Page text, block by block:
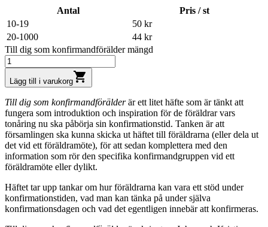
Antal
Pris / st
10-19
50 kr
20-1000
44 kr
Till dig som konfirmandförälder mängd
Lägg till i varukorgshopping_cart
Till dig som konfirmandförälderär ett litet häfte som är tänkt att
fungera som introduktion och inspiration för de föräldrar vars
tonåring nu ska påbörja sin konfirmationstid. Tanken är att
församlingen ska kunna skicka ut häftet till föräldrarna (eller dela ut
det vid ett föräldramöte), för att sedan komplettera med den
information som rör den specifika konfirmandgruppen vid ett
föräldramöte eller dylikt.
Häftet tar upp tankar om hur föräldrarna kan vara ett stöd under
konfirmationstiden, vad man kan tänka på under själva
konfirmationsdagen och vad det egentligen innebär att konfirmeras.